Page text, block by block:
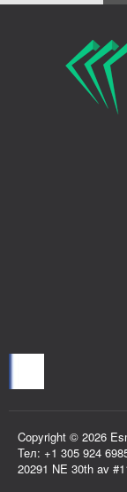
Copyright © 2026
Тел: +1 305 924
20291 NE 30th av